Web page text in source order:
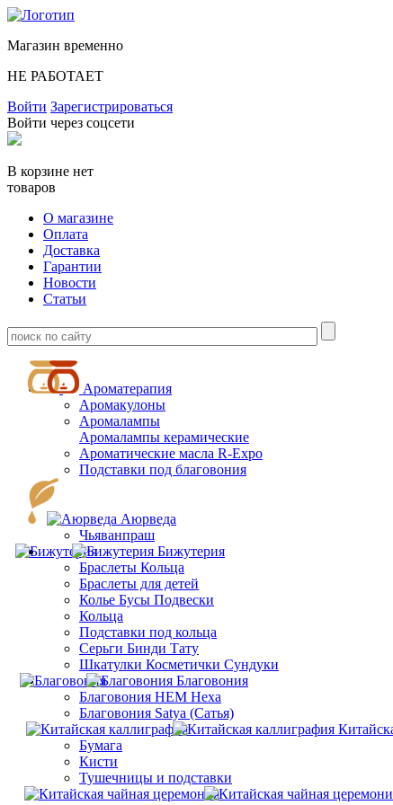
Магазин временно
НЕ РАБОТАЕТ
Войти Зарегистрироваться
Войти через соцсети
В корзине нет
товаров
О магазине
Оплата
Доставка
Гарантии
Новости
Статьи
Ароматерапия
Аромакулоны
Аромалампы
Aромалампы керамические
Ароматические масла R-Expo
Подставки под благовония
Аюрведа
Чьяванпраш
Бижутерия
Браслеты Кольца
Браслеты для детей
Колье Бусы Подвески
Кольца
Подставки под кольца
Серьги Бинди Тату
Шкатулки Косметички Сундуки
Благовония
Благовония HEM Hexa
Благовония Satya (Сатья)
Бумага
Кисти
Тушечницы и подставки